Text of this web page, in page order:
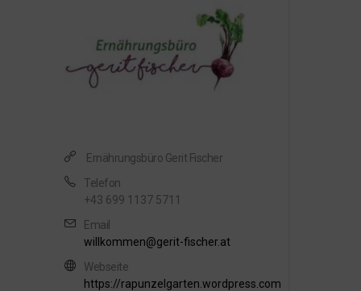
Ernährungsbüro Gerit Fischer
Telefon
+43 699 1137 5711
Email
willkommen@gerit-fischer.at
Webseite
https://rapunzelgarten.wordpress.com